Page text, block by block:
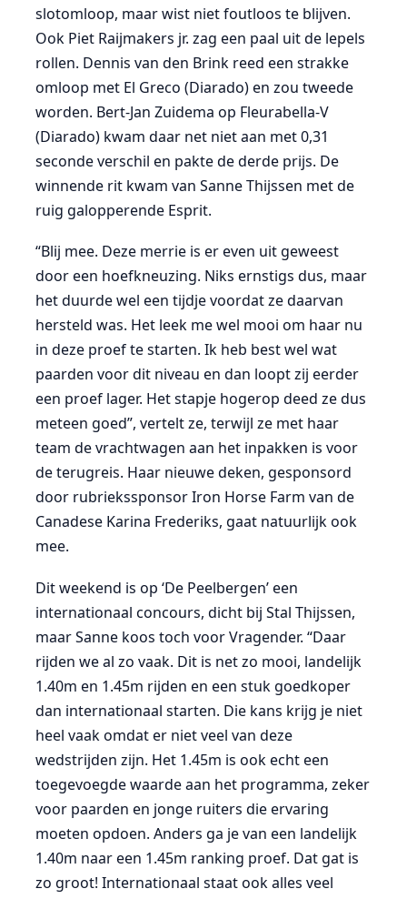
slotomloop, maar wist niet foutloos te blijven.
Ook Piet Raijmakers jr. zag een paal uit de lepels
rollen. Dennis van den Brink reed een strakke
omloop met El Greco (Diarado) en zou tweede
worden. Bert-Jan Zuidema op Fleurabella-V
(Diarado) kwam daar net niet aan met 0,31
seconde verschil en pakte de derde prijs. De
winnende rit kwam van Sanne Thijssen met de
ruig galopperende Esprit.
“Blij mee. Deze merrie is er even uit geweest
door een hoefkneuzing. Niks ernstigs dus, maar
het duurde wel een tijdje voordat ze daarvan
hersteld was. Het leek me wel mooi om haar nu
in deze proef te starten. Ik heb best wel wat
paarden voor dit niveau en dan loopt zij eerder
een proef lager. Het stapje hogerop deed ze dus
meteen goed”, vertelt ze, terwijl ze met haar
team de vrachtwagen aan het inpakken is voor
de terugreis. Haar nieuwe deken, gesponsord
door rubriekssponsor Iron Horse Farm van de
Canadese Karina Frederiks, gaat natuurlijk ook
mee.
Dit weekend is op ‘De Peelbergen’ een
internationaal concours, dicht bij Stal Thijssen,
maar Sanne koos toch voor Vragender. “Daar
rijden we al zo vaak. Dit is net zo mooi, landelijk
1.40m en 1.45m rijden en een stuk goedkoper
dan internationaal starten. Die kans krijg je niet
heel vaak omdat er niet veel van deze
wedstrijden zijn. Het 1.45m is ook echt een
toegevoegde waarde aan het programma, zeker
voor paarden en jonge ruiters die ervaring
moeten opdoen. Anders ga je van een landelijk
1.40m naar een 1.45m ranking proef. Dat gat is
zo groot! Internationaal staat ook alles veel